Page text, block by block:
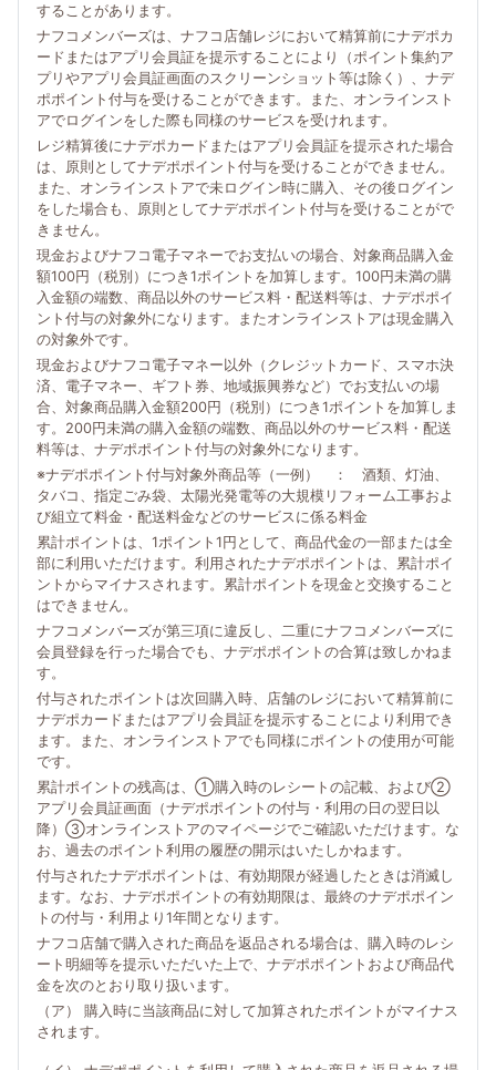
することがあります。
ナフコメンバーズは、ナフコ店舗レジにおいて精算前にナデポカ
ードまたはアプリ会員証を提示することにより（ポイント集約ア
プリやアプリ会員証画面のスクリーンショット等は除く）、ナデ
ポポイント付与を受けることができます。また、オンラインスト
アでログインをした際も同様のサービスを受けれます。
レジ精算後にナデポカードまたはアプリ会員証を提示された場合
は、原則としてナデポポイント付与を受けることができません。
また、オンラインストアで未ログイン時に購入、その後ログイン
をした場合も、原則としてナデポポイント付与を受けることがで
きません。
現金およびナフコ電子マネーでお支払いの場合、対象商品購入金
額100円（税別）につき1ポイントを加算します。100円未満の購
入金額の端数、商品以外のサービス料・配送料等は、ナデポポイ
ント付与の対象外になります。またオンラインストアは現金購入
の対象外です。
現金およびナフコ電子マネー以外（クレジットカード、スマホ決
済、電子マネー、ギフト券、地域振興券など）でお支払いの場
合、対象商品購入金額200円（税別）につき1ポイントを加算しま
す。200円未満の購入金額の端数、商品以外のサービス料・配送
料等は、ナデポポイント付与の対象外になります。
※ナデポポイント付与対象外商品等（一例） ： 酒類、灯油、
タバコ、指定ごみ袋、太陽光発電等の大規模リフォーム工事およ
び組立て料金・配送料金などのサービスに係る料金
累計ポイントは、1ポイント1円として、商品代金の一部または全
部に利用いただけます。利用されたナデポポイントは、累計ポイ
ントからマイナスされます。累計ポイントを現金と交換すること
はできません。
ナフコメンバーズが第三項に違反し、二重にナフコメンバーズに
会員登録を行った場合でも、ナデポポイントの合算は致しかねま
す。
付与されたポイントは次回購入時、店舗のレジにおいて精算前に
ナデポカードまたはアプリ会員証を提示することにより利用でき
ます。また、オンラインストアでも同様にポイントの使用が可能
です。
累計ポイントの残高は、①購入時のレシートの記載、および②
アプリ会員証画面（ナデポポイントの付与・利用の日の翌日以
降）③オンラインストアのマイページでご確認いただけます。な
お、過去のポイント利用の履歴の開示はいたしかねます。
付与されたナデポポイントは、有効期限が経過したときは消滅し
ます。なお、ナデポポイントの有効期限は、最終のナデポポイン
トの付与・利用より1年間となります。
ナフコ店舗で購入された商品を返品される場合は、購入時のレシ
ート明細等を提示いただいた上で、ナデポポイントおよび商品代
金を次のとおり取り扱います。
（ア） 購入時に当該商品に対して加算されたポイントがマイナス
されます。